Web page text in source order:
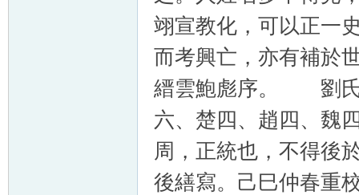
翊宣教化，可以正一
而考興亡，亦有補於
縉雲鮑彪序。 劉氏
六、楚四、趙四、魏
周，正統也，不得
後繕寫。己巳仲春重